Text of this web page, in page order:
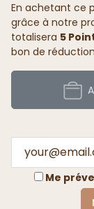
En achetant ce
grâce à notre
totalisera 5
bon de
Me